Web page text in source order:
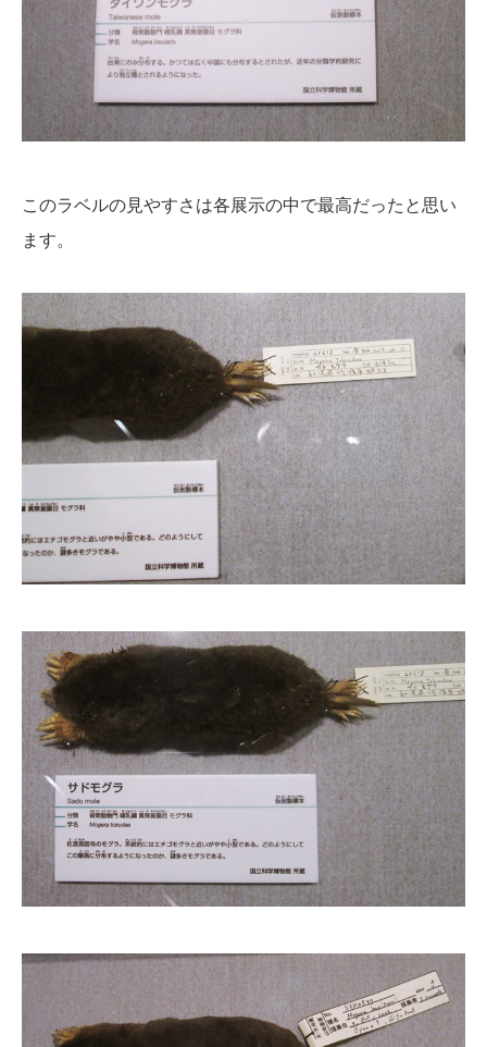
このラベルの見やすさは各展示の中で最高だったと思い
ます。